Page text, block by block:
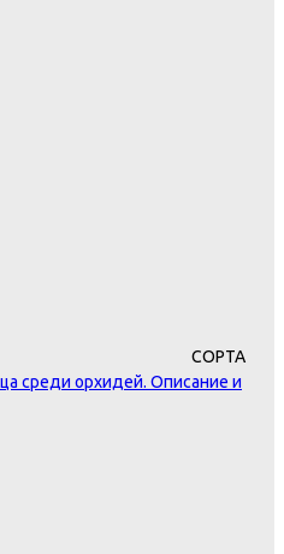
СОРТА
среди орхидей. Описание и